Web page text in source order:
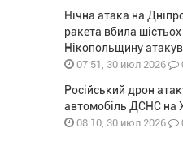
Нічна атака на
ракета вбила
Нікопольщину
07:51, 30 июл 2026
Російський дрон
автомобіль ДСНС на
08:10, 30 июл 2026